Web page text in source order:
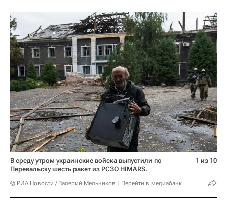
В среду утром украинские войска выпустили по
Перевальску шесть ракет из РСЗО HIMARS.
© РИА Новости / Валерий Мельников Перейти в медиабанк
1 из 10